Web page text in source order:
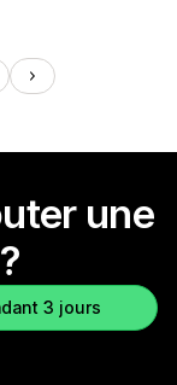
une
3 jours